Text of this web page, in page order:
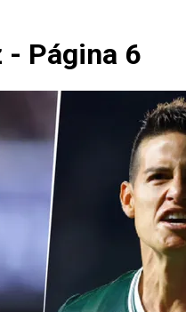
- Página 6